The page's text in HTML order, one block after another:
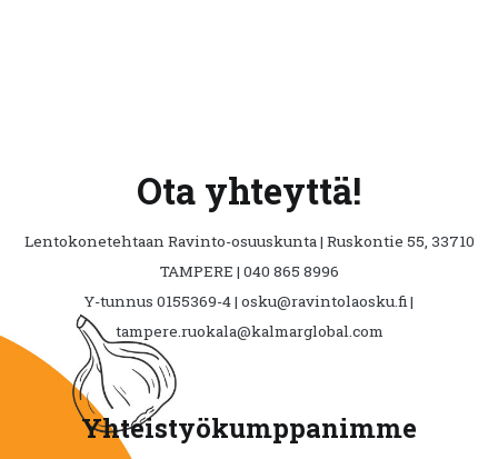
Ota yhteyttä!
Lentokonetehtaan Ravinto-osuuskunta | Ruskontie 55, 33710
TAMPERE | 040 865 8996
Y-tunnus 0155369-4 | osku@ravintolaosku.fi |
tampere.ruokala@kalmarglobal.com
Yhteistyökumppanimme